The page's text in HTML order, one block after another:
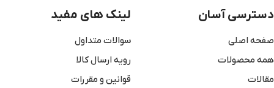
دسترسی آسان
صفحه اصلی
همه محصولات
مقالات
لینک های مفید
سوالات متداول
رویه ارسال کالا
قوانین و مقررات